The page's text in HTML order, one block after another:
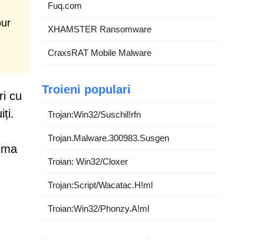
cu
Fuq.com
XHAMSTER Ransomware
CraxsRAT Mobile Malware
Troieni populari
Trojan:Win32/Suschil!rfn
Trojan.Malware.300983.Susgen
Troian: Win32/Cloxer
Trojan:Script/Wacatac.H!ml
Troian:Win32/Phonzy.A!ml